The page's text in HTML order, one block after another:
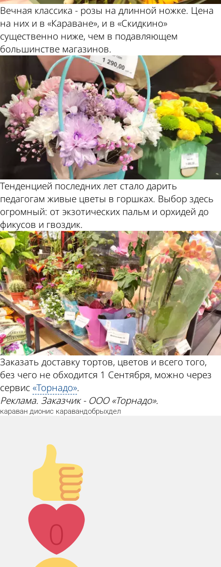
Вечная классика - розы на длинной ножке. Цена
на них и в «Караване», и в «Скидкино»
существенно ниже, чем в подавляющем
большинстве магазинов.
Тенденцией последних лет стало дарить
педагогам живые цветы в горшках. Выбор здесь
огромный: от экзотических пальм и орхидей до
фикусов и гвоздик.
Заказать доставку тортов, цветов и всего того,
без чего не обходится 1 Сентября, можно через
сервис«Торнадо».
Реклама. Заказчик - ООО «Торнадо».
караван дионис каравандобрыхдел
Палец
вверх!
0
Лайк!
Дикий смех!